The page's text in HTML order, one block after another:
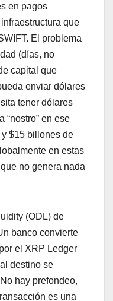
en pagos
que
El problema
(días, no
capital que
enviar dólares
tener dólares
“nostro” en ese
$15 billones de
en estas
no genera nada
(ODL) de
banco convierte
el XRP Ledger
destino se
hay prefondeo,
es una